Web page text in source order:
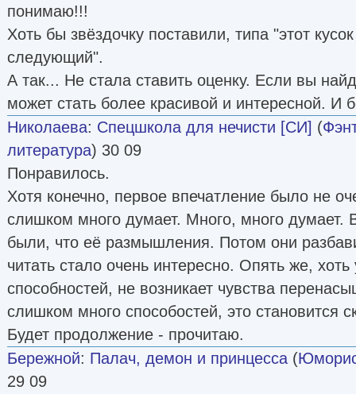
понимаю!!!
Хоть бы звёздочку поставили, типа "этот
следующий".
А так... Не стала ставить оценку. Если вы
может стать более красивой и интересной. И
Николаева: Спецшкола для нечисти [СИ] (
литература) 30 09
Понравилось.
Хотя конечно, первое впечатление было не
слишком много думает. Много, много думает.
были, что её размышления. Потом они
читать стало очень интересно. Опять же, хоть
способностей, не возникает чувства
слишком много способостей, это становится
Будет продолжение - прочитаю.
Бережной: Палач, демон и принцесса (
29 09